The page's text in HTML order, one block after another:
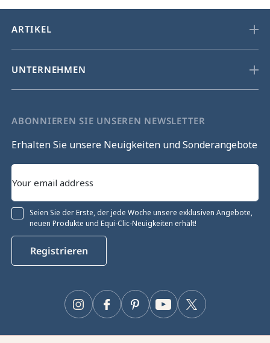
ARTIKEL
UNTERNEHMEN
ABONNIEREN SIE UNSEREN NEWSLETTER
Erhalten Sie unsere Neuigkeiten und Sonderangebote
Seien Sie der Erste, der jede Woche unsere exklusiven Angebote,
neuen Produkte und Equi-Clic-Neuigkeiten erhält!
Registrieren
Facebook Twitter
YouTube
Pinterest
Instagram